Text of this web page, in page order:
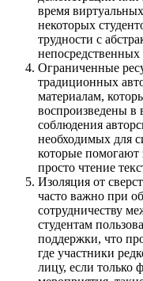
время
некоторых
трудности с
непосредственных
Ограниченные
традиционных
материалам,
воспроизведены в
соблюдения
необходимых для
которые помогают
просто чтение
Изоляция от
часто важно при
сотрудничеству
студентам
поддержки, что
где участники
лицу, если только